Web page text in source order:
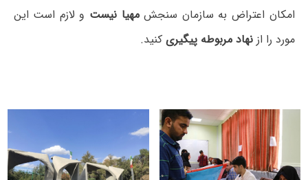
امکان اعتراض به سازمان سنجشمهیا نیست و لازم است این
مورد را ازنهاد مربوطه پیگیری کنید.